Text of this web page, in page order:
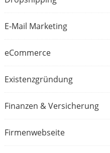
E-Mail Marketing
eCommerce
Existenzgründung
Finanzen & Versicherung
Firmenwebseite